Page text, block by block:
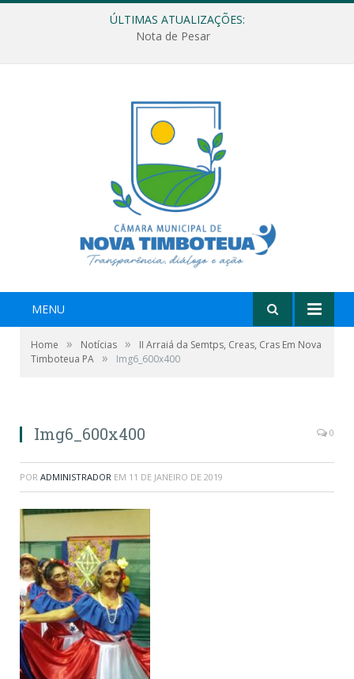
ÚLTIMAS ATUALIZAÇÕES:
Nota de Pesar
MENU
Home » Notícias »
II Arraiá da Semtps, Creas, Cras Em Nova
Timboteua PA » Img6_600x400
Img6_600x400 0
POR ADMINISTRADOR EM 11 DE JANEIRO DE 2019